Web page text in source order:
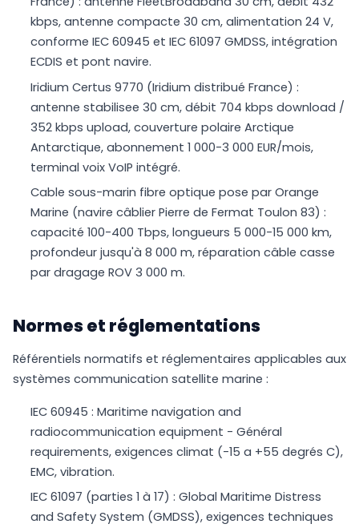
kbps, antenne compacte 30 cm, alimentation 24 V,
conforme IEC 60945 et IEC 61097 GMDSS, intégration
ECDIS et pont navire.
Iridium Certus 9770 (Iridium distribué France) :
antenne stabilisee 30 cm, débit 704 kbps download /
352 kbps upload, couverture polaire Arctique
Antarctique, abonnement 1 000-3 000 EUR/mois,
terminal voix VoIP intégré.
Cable sous-marin fibre optique pose par Orange
Marine (navire câblier Pierre de Fermat Toulon 83) :
capacité 100-400 Tbps, longueurs 5 000-15 000 km,
profondeur jusqu'à 8 000 m, réparation câble casse
par dragage ROV 3 000 m.
Normes et réglementations
Référentiels normatifs et réglementaires applicables aux
systèmes communication satellite marine :
IEC 60945 : Maritime navigation and
radiocommunication equipment - Général
requirements, exigences climat (-15 a +55 degrés C),
EMC, vibration.
IEC 61097 (parties 1 à 17) : Global Maritime Distress
and Safety System (GMDSS), exigences techniques